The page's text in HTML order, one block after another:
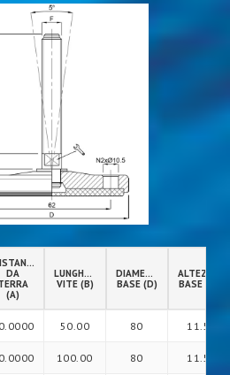
DA
(A)
LUNGHEZZA
VITE (B)
DIAMETRO
BASE (D)
ALTEZZA
BASE (G)
50.00 80 11.5
100.00 80 11.5